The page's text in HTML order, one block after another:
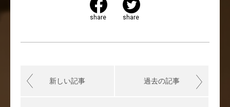
share share
新しい記事 過去の記事